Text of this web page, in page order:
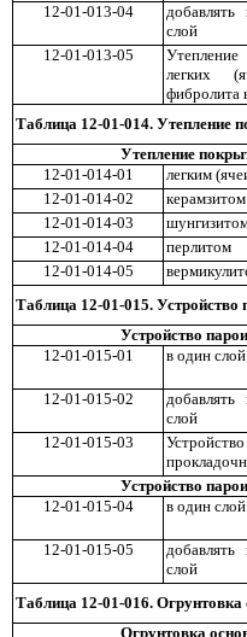
12-01-013-04
слой
12-01-013-05
легких
фибролита
Таблица 12-01-014. Утепление
Утепление
12-01-014-01
легким
12-01-014-02
керамзитом
12-01-014-03
12-01-014-04
перлитом
12-01-014-05
Таблица 12-01-015. Устройство
Устройство
12-01-015-01
в один слой
12-01-015-02
слой
12-01-015-03
Устройство
12-01-015-04
в один слой
12-01-015-05
слой
Таблица 12-01-016. Огрунтовка
Огрунтовка